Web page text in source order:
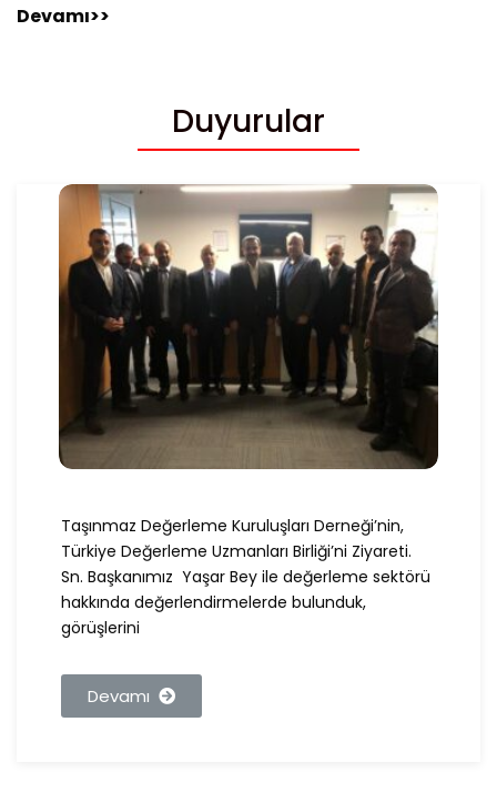
Devamı>>
Duyurular
Taşınmaz Değerleme Kuruluşları Derneği’nin,
Türkiye Değerleme Uzmanları Birliği’ni Ziyareti.
Sn. Başkanımız Yaşar Bey ile değerleme sektörü
hakkında değerlendirmelerde bulunduk,
görüşlerini
Devamı